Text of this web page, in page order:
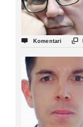
 Komentari 